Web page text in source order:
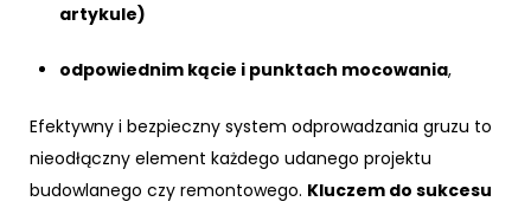
artykule)
odpowiednim kącie i punktach mocowania,
Efektywny i bezpieczny system odprowadzania gruzu to
nieodłączny element każdego udanego projektu
budowlanego czy remontowego. Kluczem do sukcesu